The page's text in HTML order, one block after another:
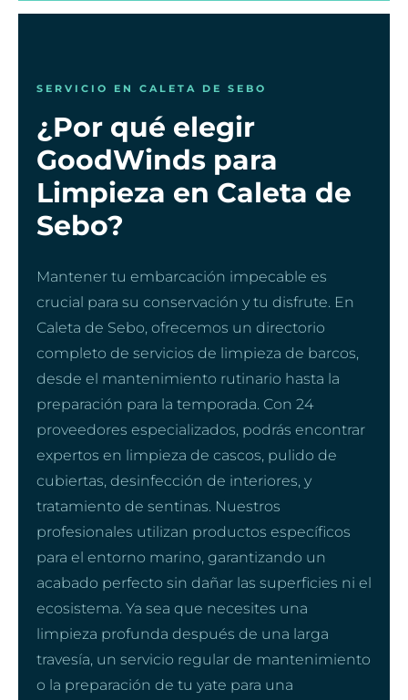
SERVICIO EN CALETA DE SEBO
¿Por qué elegir
GoodWinds para
Limpieza en Caleta de
Sebo?
Mantener tu embarcación impecable es
crucial para su conservación y tu disfrute. En
Caleta de Sebo, ofrecemos un directorio
completo de servicios de limpieza de barcos,
desde el mantenimiento rutinario hasta la
preparación para la temporada. Con 24
proveedores especializados, podrás encontrar
expertos en limpieza de cascos, pulido de
cubiertas, desinfección de interiores, y
tratamiento de sentinas. Nuestros
profesionales utilizan productos específicos
para el entorno marino, garantizando un
acabado perfecto sin dañar las superficies ni el
ecosistema. Ya sea que necesites una
limpieza profunda después de una larga
travesía, un servicio regular de mantenimiento
o la preparación de tu yate para una